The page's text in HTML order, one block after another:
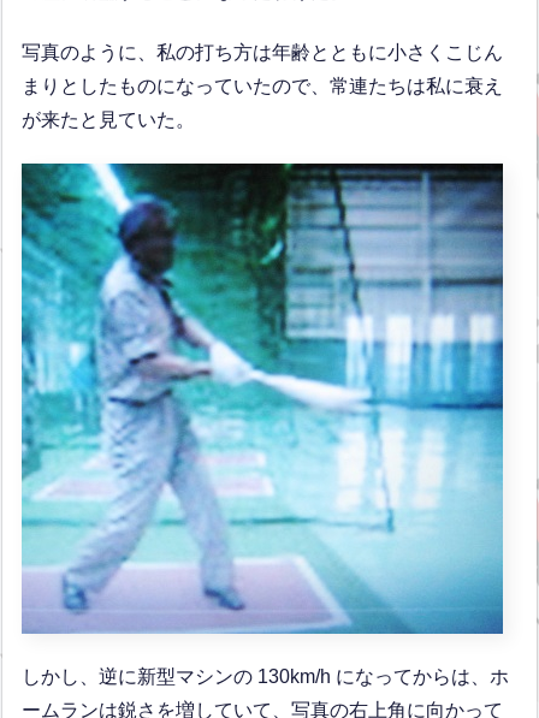
写真のように、私の打ち方は年齢とともに小さくこじん
まりとしたものになっていたので、常連たちは私に衰え
が来たと見ていた。
しかし、逆に新型マシンの 130km/h になってからは、ホ
ームランは鋭さを増していて、写真の右上角に向かって